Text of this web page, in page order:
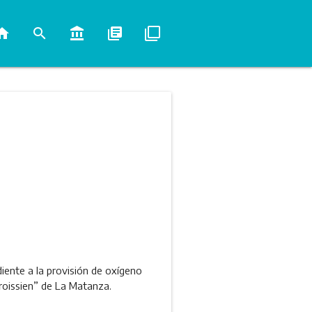
search account_balance library_books filter_none
a la provisión de oxígeno
de La Matanza.